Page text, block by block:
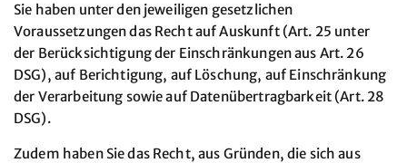
Sie haben unter den jeweiligen gesetzlichen
Voraussetzungen das Recht auf Auskunft (Art. 25 unter
der Berücksichtigung der Einschränkungen aus Art. 26
DSG), auf Berichtigung, auf Löschung, auf Einschränkung
der Verarbeitung sowie auf Datenübertragbarkeit (Art. 28
DSG).
Zudem haben Sie das Recht, aus Gründen, die sich aus